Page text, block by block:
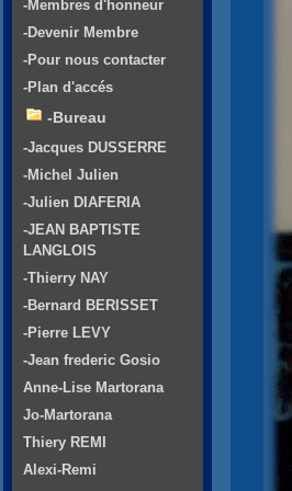
-Membres d'honneur
-Devenir Membre
-Pour nous contacter
-Plan d'accés
-Bureau
-Jacques DUSSERRE
-Michel Julien
-Julien DIAFERIA
-JEAN BAPTISTE
LANGLOIS
-Thierry NAY
-Bernard BERISSET
-Pierre LEVY
-Jean frederic Gosio
Anne-Lise Martorana
Jo-Martorana
Thiery REMI
Alexi-Remi